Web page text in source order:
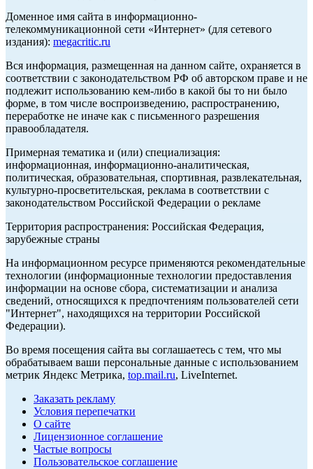
Доменное имя сайта в информационно-
телекоммуникационной сети «Интернет» (для сетевого
издания): megacritic.ru
Вся информация, размещенная на данном сайте, охраняется в
соответствии с законодательством РФ об авторском праве и не
подлежит использованию кем-либо в какой бы то ни было
форме, в том числе воспроизведению, распространению,
переработке не иначе как с письменного разрешения
правообладателя.
Примерная тематика и (или) специализация:
информационная, информационно-аналитическая,
политическая, образовательная, спортивная, развлекательная,
культурно-просветительская, реклама в соответствии с
законодательством Российской Федерации о рекламе
Территория распространения: Российская Федерация,
зарубежные страны
На информационном ресурсе применяются рекомендательные
технологии (информационные технологии предоставления
информации на основе сбора, систематизации и анализа
сведений, относящихся к предпочтениям пользователей сети
"Интернет", находящихся на территории Российской
Федерации).
Во время посещения сайта вы соглашаетесь с тем, что мы
обрабатываем ваши персональные данные с использованием
метрик Яндекс Метрика, top.mail.ru, LiveInternet.
Заказать рекламу
Условия перепечатки
О сайте
Лицензионное соглашение
Частые вопросы
Пользовательское соглашение